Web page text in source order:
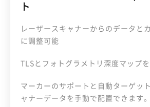
ト
レーザースキャナーからのデータと
に調整可能
TLSとフォトグラメトリ深度マップ
マーカーのサポートと自動ターゲッ
ャナーデータを手動で配置できます。